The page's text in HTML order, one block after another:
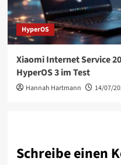
HyperOS
Xiaomi Internet Service
HyperOS 3 im Test
Hannah Hartmann 14/07/
Schreibe einen